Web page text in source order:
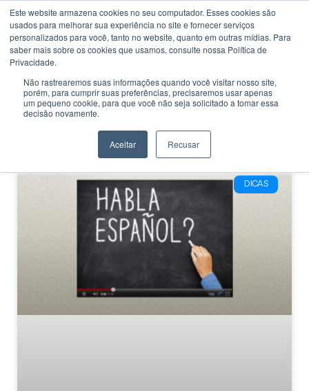
Este website armazena cookies no seu computador. Esses cookies são
usados ​​para melhorar sua experiência no site e fornecer serviços
personalizados para você, tanto no website, quanto em outras mídias. Para
saber mais sobre os cookies que usamos, consulte nossa Política de
Privacidade.
Não rastrearemos suas informações quando você visitar nosso site,
porém, para cumprir suas preferências, precisaremos usar apenas
um pequeno cookie, para que você não seja solicitado a tomar essa
decisão novamente.
Aceitar Recusar
CATEGORIA
Canal do Youtube
idiomas
DICAS